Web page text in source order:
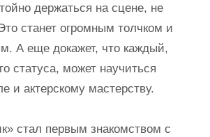
держаться на сцене, не
станет огромным толчком и
А еще докажет, что каждый,
статуса, может научиться
и актерскому мастерству.
стал первым знакомством с